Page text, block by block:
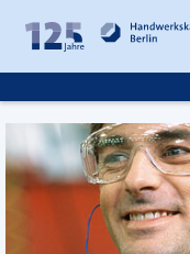
Inhalt
springen
Fußzeile
springen